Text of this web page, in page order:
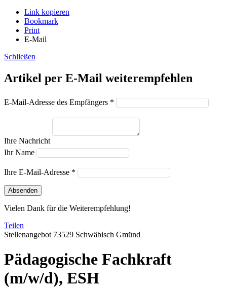
Link kopieren
Bookmark
Print
E-Mail
Schließen
Artikel per E-Mail weiterempfehlen
E-Mail-Adresse des Empfängers *
Ihre Nachricht
Ihr Name
Ihre E-Mail-Adresse *
Absenden
Vielen Dank für die Weiterempfehlung!
Teilen
Stellenangebot 73529 Schwäbisch Gmünd
Pädagogische Fachkraft
(m/w/d), ESH